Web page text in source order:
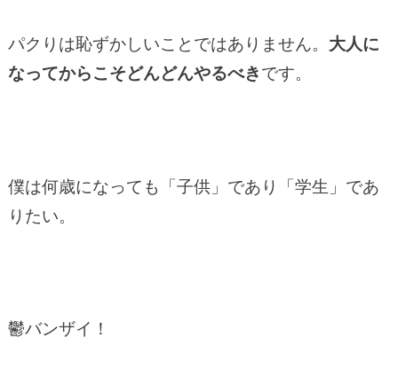
パクりは恥ずかしいことではありません。 大人に
なってからこそどんどんやるべきです。
僕は何歳になっても「子供」であり「学生」であ
りたい。
鬱バンザイ！